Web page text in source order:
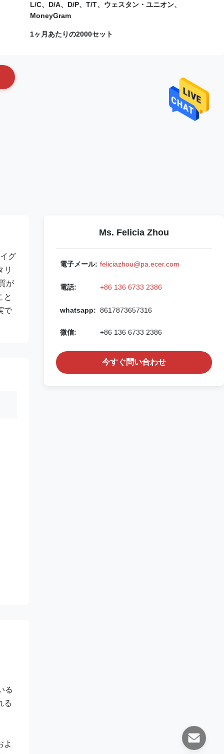
L/C、D/A、D/P、T/T、ウェスタン・ユニオン、
MoneyGram
1ヶ月あたりの2000セット
グ
リ
が
と
で
る
る
よ
Ms. Felicia Zhou
電子メール: feliciazhou@pa.ecer.com
電話: +86 136 6733 2386
whatsapp: 8617873657316
微信: +86 136 6733 2386
今すぐ問い合わせ